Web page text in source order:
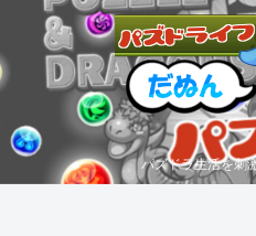
パズドラ生活を刺